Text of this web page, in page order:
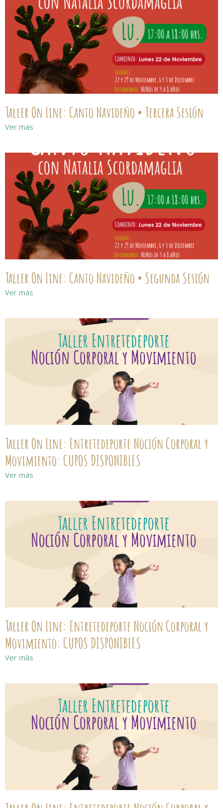
Taller On Line: Canto Navideño • Tercera Sesión
Ver más
Taller On Line: Canto Navideño • Segunda Sesión
Ver más
Taller On Line: Entretedeporte Noción Corporal y
Movimiento: CUPOS DISPONIBLES
Ver más
Taller On Line: Entretedeporte Noción Corporal y
Movimiento: CUPOS DISPONIBLES
Ver más